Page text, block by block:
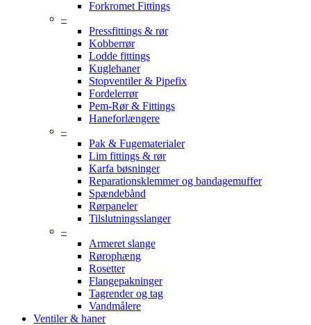
Forkromet Fittings
–
Pressfittings & rør
Kobberrør
Lodde fittings
Kuglehaner
Stopventiler & Pipefix
Fordelerrør
Pem-Rør & Fittings
Haneforlængere
–
Pak & Fugematerialer
Lim fittings & rør
Karfa bøsninger
Reparationsklemmer og bandagemuffer
Spændebånd
Rørpaneler
Tilslutningsslanger
–
Armeret slange
Rørophæng
Rosetter
Flangepakninger
Tagrender og tag
Vandmålere
Ventiler & haner